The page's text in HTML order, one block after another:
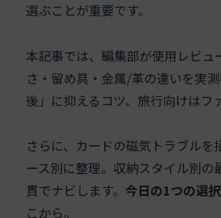
選ぶことが重要です。
本記事では、編集部が使用レビ
さ・留め具・金属/革の違いを実
後」に抑えるコツ、旅行向けはフ
さらに、カードの磁気トラブル
ース別に整理。収納スタイル別
貫でナビします。 今日の1つの選
こから。